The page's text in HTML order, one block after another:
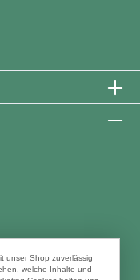
unser Shop zuverlässig
welche Inhalte und